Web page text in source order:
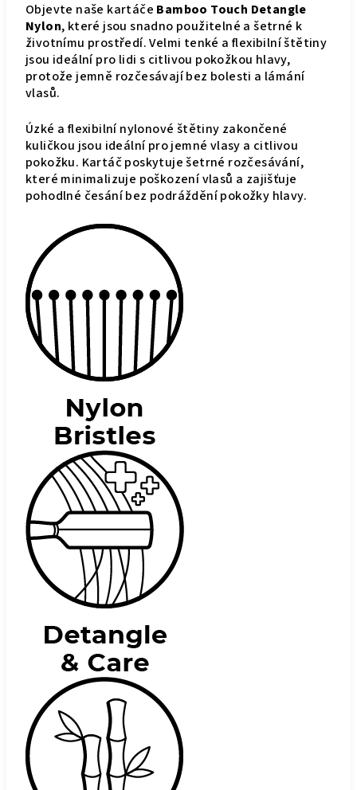
Objevte naše kartáče Bamboo Touch Detangle
Nylon, které jsou snadno použitelné a šetrné k
životnímu prostředí. Velmi tenké a flexibilní štětiny
jsou ideální pro lidi s citlivou pokožkou hlavy,
protože jemně rozčesávají bez bolesti a lámání
vlasů.
Úzké a flexibilní nylonové štětiny zakončené
kuličkou jsou ideální pro jemné vlasy a citlivou
pokožku. Kartáč poskytuje šetrné rozčesávání,
které minimalizuje poškození vlasů a zajišťuje
pohodlné česání bez podráždění pokožky hlavy.